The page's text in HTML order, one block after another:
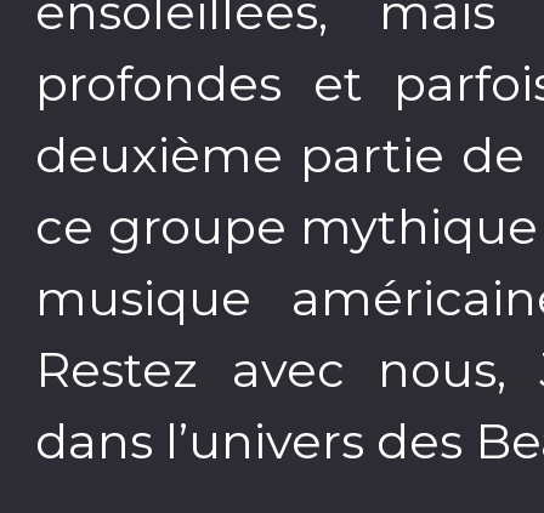
profondes et
deuxième partie
ce groupe
musique
Restez avec
dans l’univers des